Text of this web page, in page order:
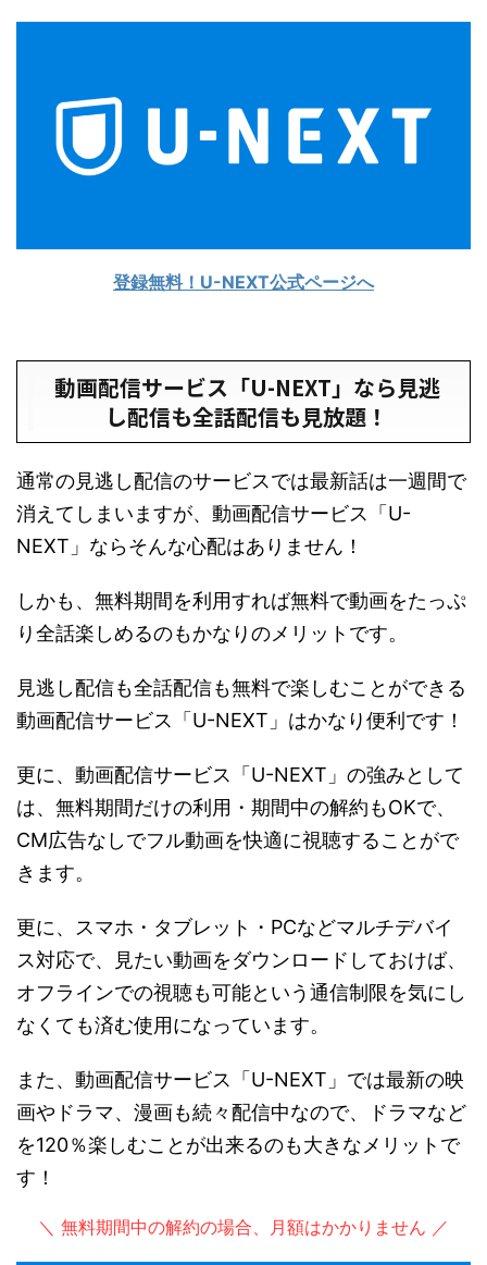
登録無料！U-NEXT公式ページへ
動画配信サービス「U-NEXT」なら見逃
し配信も全話配信も見放題！
通常の見逃し配信のサービスでは最新話は一週間で
消えてしまいますが、動画配信サービス「U-
NEXT」ならそんな心配はありません！
しかも、無料期間を利用すれば無料で動画をたっぷ
り全話楽しめるのもかなりのメリットです。
見逃し配信も全話配信も無料で楽しむことができる
動画配信サービス「U-NEXT」はかなり便利です！
更に、動画配信サービス「U-NEXT」の強みとして
は、無料期間だけの利用・期間中の解約もOKで、
CM広告なしでフル動画を快適に視聴することがで
きます。
更に、スマホ・タブレット・PCなどマルチデバイ
ス対応で、見たい動画をダウンロードしておけば、
オフラインでの視聴も可能という通信制限を気にし
なくても済む使用になっています。
また、動画配信サービス「U-NEXT」では最新の映
画やドラマ、漫画も続々配信中なので、ドラマなど
を120％楽しむことが出来るのも大きなメリットで
す！
＼ 無料期間中の解約の場合、月額はかかりません ／